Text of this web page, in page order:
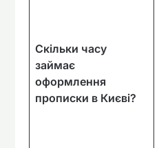
Скільки часу
займає
оформлення
прописки в Києві?